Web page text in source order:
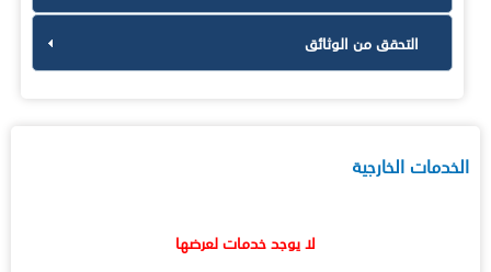
التحقق من الوثائق
الخدمات الخارجية
لا يوجد خدمات لعرضها